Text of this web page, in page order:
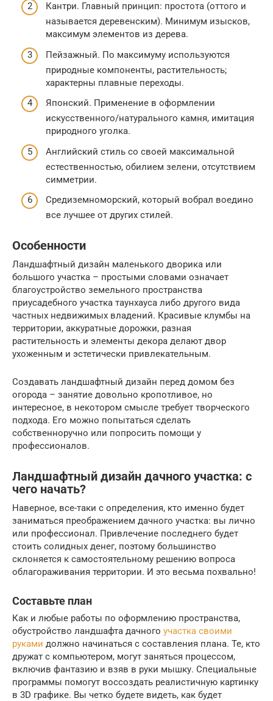
Кантри. Главный принцип: простота (оттого и
называется деревенским). Минимум изысков,
максимум элементов из дерева.
Пейзажный. По максимуму используются
природные компоненты, растительность;
характерны плавные переходы.
Японский. Применение в оформлении
искусственного/натурального камня, имитация
природного уголка.
Английский стиль со своей максимальной
естественностью, обилием зелени, отсутствием
симметрии.
Средиземноморский, который вобрал воедино
все лучшее от других стилей.
Особенности
Ландшафтный дизайн маленького дворика или
большого участка – простыми словами означает
благоустройство земельного пространства
приусадебного участка таунхауса либо другого вида
частных недвижимых владений. Красивые клумбы на
территории, аккуратные дорожки, разная
растительность и элементы декора делают двор
ухоженным и эстетически привлекательным.
Создавать ландшафтный дизайн перед домом без
огорода – занятие довольно кропотливое, но
интересное, в некотором смысле требует творческого
подхода. Его можно попытаться сделать
собственноручно или попросить помощи у
профессионалов.
Ландшафтный дизайн дачного участка: с
чего начать?
Наверное, все-таки с определения, кто именно будет
заниматься преображением дачного участка: вы лично
или профессионал. Привлечение последнего будет
стоить солидных денег, поэтому большинство
склоняется к самостоятельному решению вопроса
облагораживания территории. И это весьма похвально!
Составьте план
Как и любые работы по оформлению пространства,
обустройство ландшафта дачного участка своими
руками должно начинаться с составления плана. Те, кто
дружат с компьютером, могут заняться процессом,
включив фантазию и взяв в руки мышку. Специальные
программы помогут воссоздать реалистичную картинку
в 3D графике. Вы четко будете видеть, как будет